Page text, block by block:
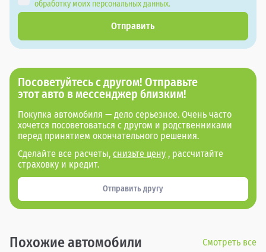
обработку моих персональных данных.
Отправить
Посоветуйтесь с другом! Отправьте
этот авто в мессенджер близким!
Покупка автомобиля — дело серьезное. Очень часто
хочется посоветоваться с другом и родственниками
перед принятием окончательного решения.
Сделайте все расчеты, снизьте цену , рассчитайте
страховку и кредит.
Отправить другу
Похожие автомобили Смотреть все